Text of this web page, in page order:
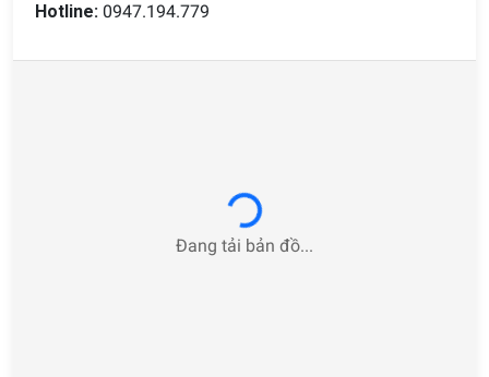
Hotline: 0947.194.779
Loading...
Đang tải bản đồ...